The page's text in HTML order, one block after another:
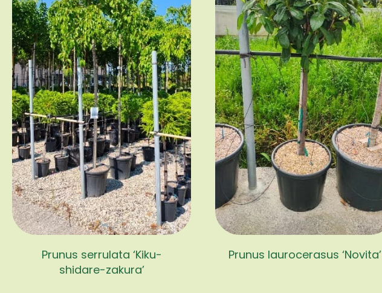
Prunus serrulata ‘Kiku-
shidare-zakura’
Prunus laurocerasus ‘Novita’